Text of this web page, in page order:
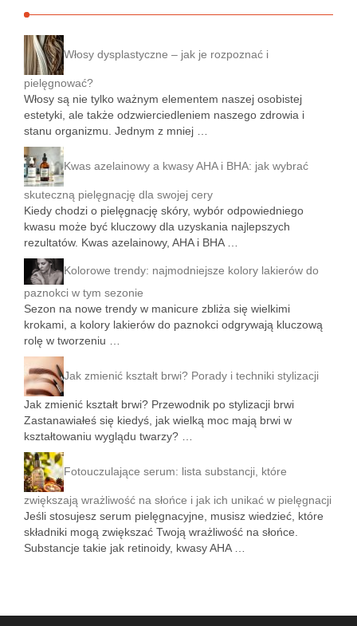
Włosy dysplastyczne – jak je rozpoznać i
pielęgnować?
Włosy są nie tylko ważnym elementem naszej osobistej
estetyki, ale także odzwierciedleniem naszego zdrowia i
stanu organizmu. Jednym z mniej …
Kwas azelainowy a kwasy AHA i BHA: jak wybrać
skuteczną pielęgnację dla swojej cery
Kiedy chodzi o pielęgnację skóry, wybór odpowiedniego
kwasu może być kluczowy dla uzyskania najlepszych
rezultatów. Kwas azelainowy, AHA i BHA …
Kolorowe trendy: najmodniejsze kolory lakierów do
paznokci w tym sezonie
Sezon na nowe trendy w manicure zbliża się wielkimi
krokami, a kolory lakierów do paznokci odgrywają kluczową
rolę w tworzeniu …
Jak zmienić kształt brwi? Porady i techniki stylizacji
Jak zmienić kształt brwi? Przewodnik po stylizacji brwi
Zastanawiałeś się kiedyś, jak wielką moc mają brwi w
kształtowaniu wyglądu twarzy? …
Fotouczulające serum: lista substancji, które
zwiększają wrażliwość na słońce i jak ich unikać w pielęgnacji
Jeśli stosujesz serum pielęgnacyjne, musisz wiedzieć, które
składniki mogą zwiększać Twoją wrażliwość na słońce.
Substancje takie jak retinoidy, kwasy AHA …